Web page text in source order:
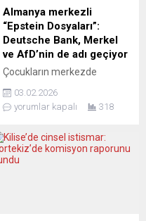
İkinci bir referandum ne
anlama geliyor? THE
HERALD (İngiltere) SİYASET
YERİNDE SAYIYOR The
bağımsızlığı meselesinin bir
an...
Almanya merkezli
“Epstein Dosyaları”:
Deutsche Bank, Merkel
ve AfD’nin de adı geçiyor
Çocukların merkezde
acımasızlığın, yürekleri
yakan bilgi ve görüntülerin
dosyalarının Avrupa
bağlantıları da ortaya
03.02.2026
yorumlar kapalı
318